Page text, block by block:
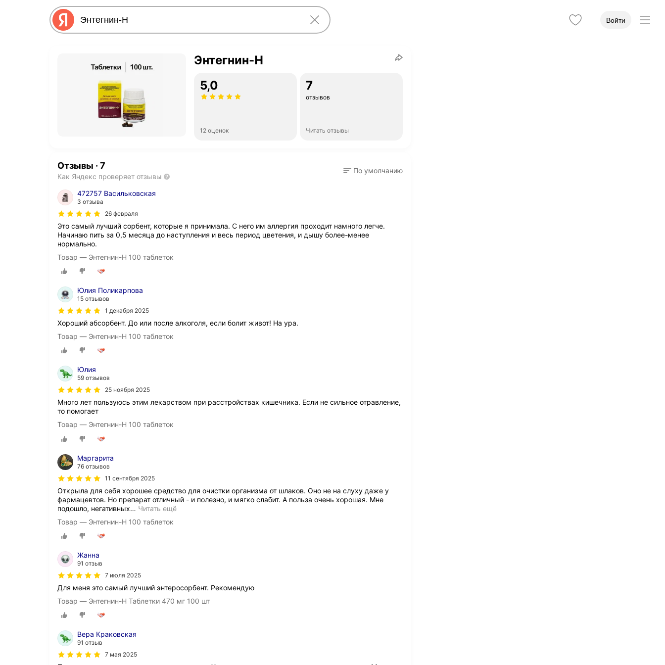
Войти
Энтегнин-Н
5,0
12 оценок
7
отзывов
Читать отзывы
Отзывы · 7
Как Яндекс проверяет отзывы
По умолчанию
472757 Васильковская
3 отзыва
26 февраля
Это самый лучший сорбент, которые я принимала. С него им аллергия проходит намного легче.
Начинаю пить за 0,5 месяца до наступления и весь период цветения, и дышу более-менее
нормально.
Товар — Энтегнин-Н 100 таблеток
Юлия Поликарпова
15 отзывов
1 декабря 2025
Хороший абсорбент. До или после алкоголя, если болит живот! На ура.
Товар — Энтегнин-Н 100 таблеток
Юлия
59 отзывов
25 ноября 2025
Много лет пользуюсь этим лекарством при расстройствах кишечника. Если не сильное отравление,
то помогает
Товар — Энтегнин-Н 100 таблеток
Маргарита
76 отзывов
11 сентября 2025
Открыла для себя хорошее средство для очистки организма от шлаков. Оно не на слуху даже у
фармацевтов. Но препарат отличный - и полезно, и мягко слабит. А польза очень хорошая. Мне
подошло, негативных… Читать ещё
Товар — Энтегнин-Н 100 таблеток
Жанна
91 отзыв
7 июля 2025
Для меня это самый лучший энтеросорбент. Рекомендую
Товар — Энтегнин-Н Таблетки 470 мг 100 шт
Вера Краковская
91 отзыв
7 мая 2025